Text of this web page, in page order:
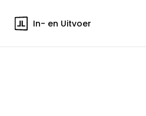
In- en Uitvoer